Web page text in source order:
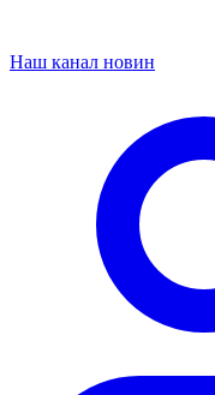
Наш канал новин